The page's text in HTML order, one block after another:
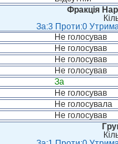
Фракція
За:3 Проти:0
Не голосував
Не голосував
Не голосував
Не голосував
За
Не голосував
Не голосувала
Не голосував